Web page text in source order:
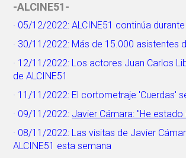
-ALCINE51-
· 05/12/2022: ALCINE51 continúa
· 30/11/2022: Más de 15.000 asistentes
· 12/11/2022: Los actores Juan Carlos
de ALCINE51
· 11/11/2022: El cortometraje 'Cuerdas'
· 09/11/2022: Javier Cámara: "He
· 08/11/2022: Las visitas de Javier
ALCINE51 esta semana